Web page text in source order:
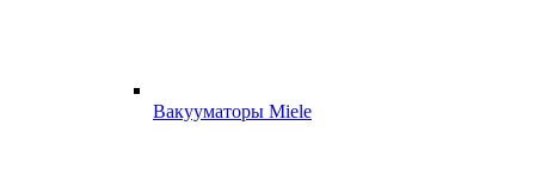
Вакууматоры Miele